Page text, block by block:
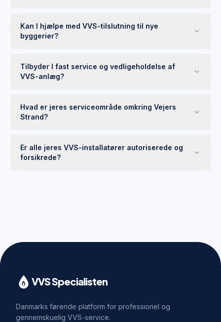
Kan I hjælpe med VVS-tilslutning til nye
byggerier?
Tilbyder I fast service og vedligeholdelse af
VVS-anlæg?
Hvad er jeres serviceområde omkring Vejers
Strand?
Er alle jeres VVS-installatører autoriserede og
forsikrede?
VVS Specialisten
Danmarks førende platform for professionel og
gennemskuelig VVS-service.